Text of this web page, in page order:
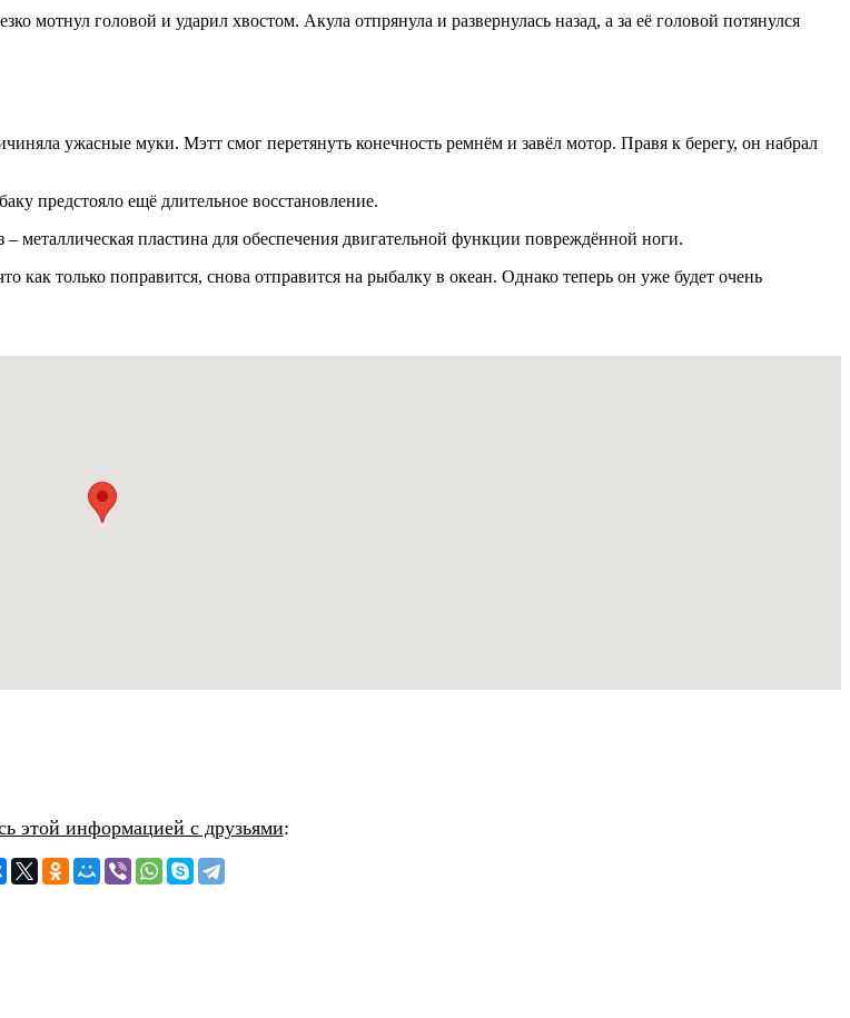
мотнул головой и ударил хвостом. Акула отпрянула и развернулась назад, а за её головой потянулся
ужасные муки. Мэтт смог перетянуть конечность ремнём и завёл мотор. Правя к берегу, он набрал
предстояло ещё длительное восстановление.
металлическая пластина для обеспечения двигательной функции повреждённой ноги.
только поправится, снова отправится на рыбалку в океан. Однако теперь он уже будет очень
этой информацией с друзьями: